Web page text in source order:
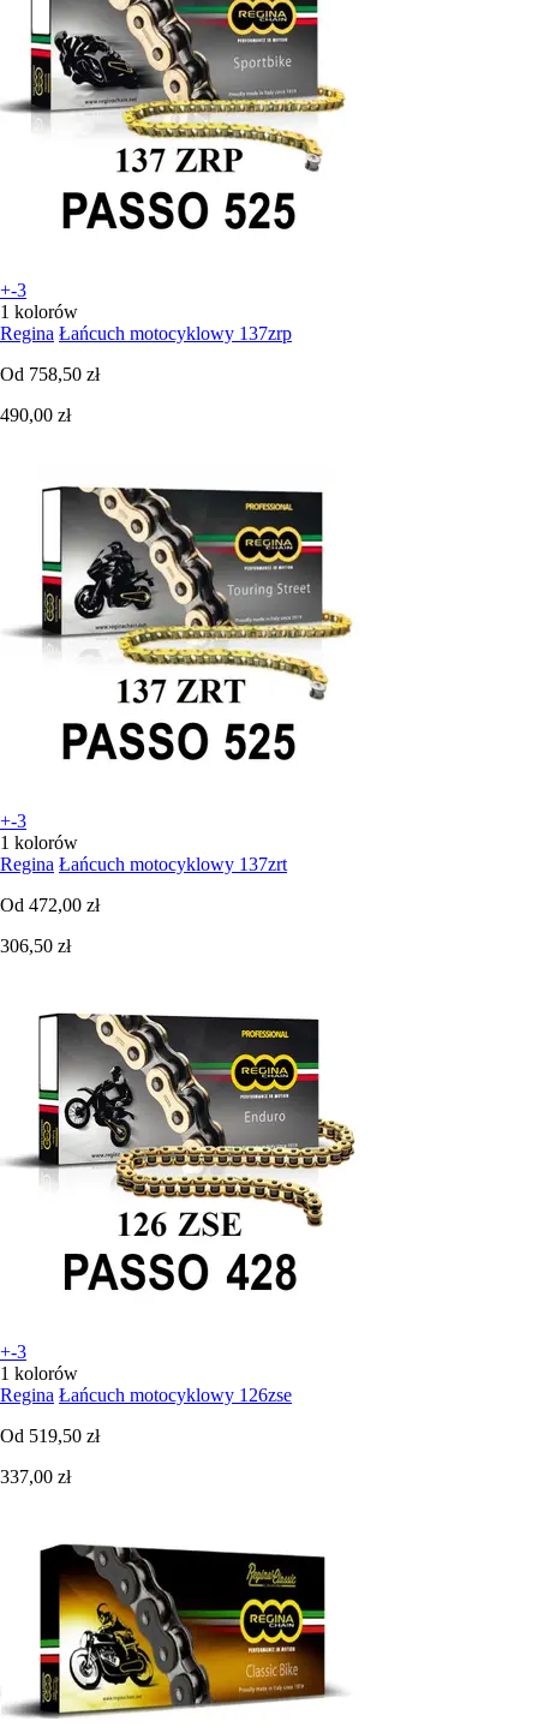
+-3
1 kolorów
Regina Łańcuch motocyklowy 137zrp
Od 758,50 zł
490,00 zł
+-3
1 kolorów
Regina Łańcuch motocyklowy 137zrt
Od 472,00 zł
306,50 zł
+-3
1 kolorów
Regina Łańcuch motocyklowy 126zse
Od 519,50 zł
337,00 zł